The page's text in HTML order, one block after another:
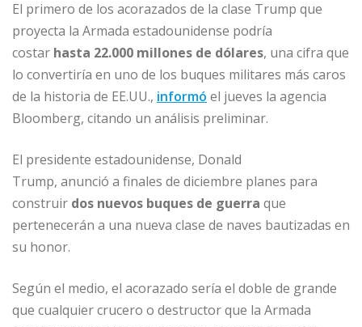
k
El primero de los acorazados de la clase Trump que
proyecta la Armada estadounidense podría
costar hasta 22.000 millones de dólares, una cifra que
lo convertiría en uno de los buques militares más caros
de la historia de EE.UU., informó el jueves la agencia
Bloomberg, citando un análisis preliminar.
El presidente estadounidense, Donald
Trump, anunció a finales de diciembre planes para
construir dos nuevos buques de guerra que
pertenecerán a una nueva clase de naves bautizadas en
su honor.
Según el medio, el acorazado sería el doble de grande
que cualquier crucero o destructor que la Armada